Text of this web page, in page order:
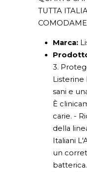
TUTTA
Marca:
3.
Listerine
sani e
È
carie. -
della
Italiani
un
batterica.